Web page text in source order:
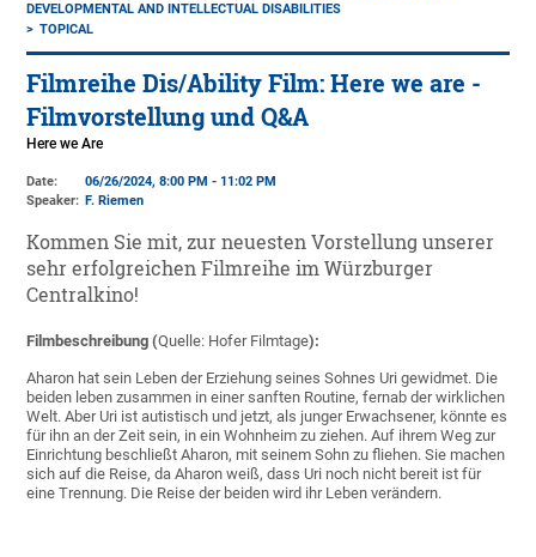
DEVELOPMENTAL AND INTELLECTUAL DISABILITIES
TOPICAL
Filmreihe Dis/Ability Film: Here we are -
Filmvorstellung und Q&A
Here we Are
Date:
06/26/2024, 8:00 PM - 11:02 PM
Speaker: F. Riemen
Kommen Sie mit, zur neuesten Vorstellung unserer
sehr erfolgreichen Filmreihe im Würzburger
Centralkino!
Filmbeschreibung (Quelle: Hofer Filmtage):
Aharon hat sein Leben der Erziehung seines Sohnes Uri gewidmet. Die
beiden leben zusammen in einer sanften Routine, fernab der wirklichen
Welt. Aber Uri ist autistisch und jetzt, als junger Erwachsener, könnte es
für ihn an der Zeit sein, in ein Wohnheim zu ziehen. Auf ihrem Weg zur
Einrichtung beschließt Aharon, mit seinem Sohn zu fliehen. Sie machen
sich auf die Reise, da Aharon weiß, dass Uri noch nicht bereit ist für
eine Trennung. Die Reise der beiden wird ihr Leben verändern.